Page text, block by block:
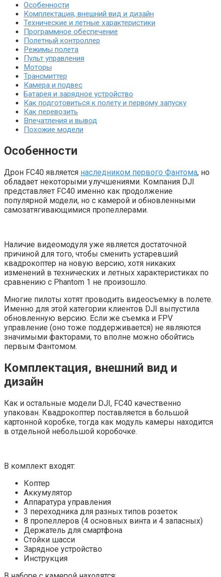
Особенности
Комплектация, внешний вид и дизайн
Технические и летные характеристики
Программное обеспечение
Полетный контроллер
Режимы полета
Пульт управления
Моторы
Трансмиттер
Камера и подвес
Батарея и зарядное устройство
Как подготовиться к полету и первому запуску
Как перевозить
Впечатления и вывод
Похожие модели
Особенности
Дрон FC40 является наследником первого Фантома, но
обладает некоторыми улучшениями. Компания DJI
представляет FC40 именно как продолжение
популярной модели, но с камерой и обновленными
самозатягивающимися пропеллерами.
Наличие видеомодуля уже является достаточной
причиной для того, чтобы сменить устаревший
квадрокоптер на новую версию, хотя никаких
изменений в технических и летных характеристиках по
сравнению с Phantom 1 не произошло.
Многие пилоты хотят проводить видеосъемку в полете.
Именно для этой категории клиентов DJI выпустила
обновленную версию. Если же съемка и FPV
управление (оно тоже поддерживается) не являются
значимыми факторами, то вполне можно обойтись
первым Фантомом.
Комплектация, внешний вид и
дизайн
Как и остальные модели DJI, FC40 качественно
упакован. Квадрокоптер поставляется в большой
картонной коробке, тогда как модуль камеры находится
в отдельной небольшой коробочке.
В комплект входят:
Коптер
Аккумулятор
Аппаратура управления
3 переходника для разных типов розеток
8 пропеллеров (4 основных винта и 4 запасных)
Держатель для смартфона
Стойки шасси
Зарядное устройство
Инструкция